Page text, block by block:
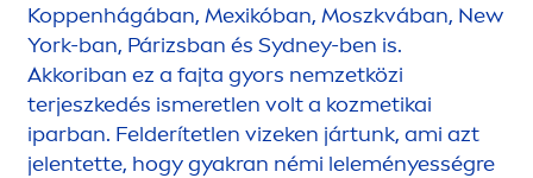
Koppenhágában, Mexikóban, Moszkvában, New
York-ban, Párizsban és Sydney-ben is.
Akkoriban ez a fajta gyors nemzetközi
terjeszkedés ismeretlen volt a kozmetikai
iparban. Felderítetlen vizeken jártunk, ami azt
jelentette, hogy gyakran némi leleményességre